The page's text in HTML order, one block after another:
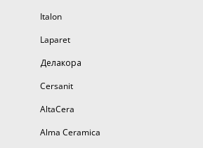
Italon
Laparet
Делакора
Cersanit
AltaCera
Alma Ceramica